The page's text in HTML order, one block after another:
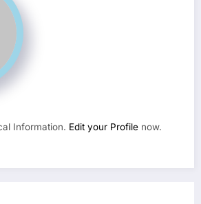
Information. Edit your Profile now.